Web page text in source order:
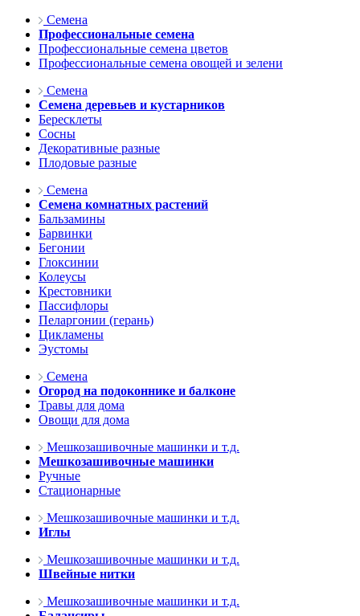
Семена
Профессиональные семена
Профессиональные семена цветов
Профессиональные семена овощей и зелени
Семена
Семена деревьев и кустарников
Бересклеты
Сосны
Декоративные разные
Плодовые разные
Семена
Семена комнатных растений
Бальзамины
Барвинки
Бегонии
Глоксинии
Колеусы
Крестовники
Пассифлоры
Пеларгонии (герань)
Цикламены
Эустомы
Семена
Огород на подоконнике и балконе
Травы для дома
Овощи для дома
Мешкозашивочные машинки и т.д.
Мешкозашивочные машинки
Ручные
Стационарные
Мешкозашивочные машинки и т.д.
Иглы
Мешкозашивочные машинки и т.д.
Швейные нитки
Мешкозашивочные машинки и т.д.